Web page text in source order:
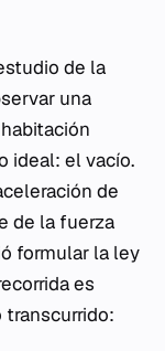
de la
una
ideal: el vacío.
de
de la fuerza
formular la ley
es